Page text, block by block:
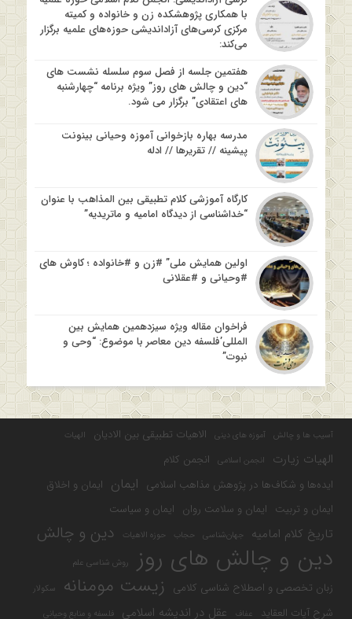
با همکاری پژوهشکده زن و خانواده و کمیته
مرکزی کرسی‌های آزاداندیشی حوزه‌های علمیه برگزار
می‌کند:
هفتمین جلسه از فصل سوم سلسله نشست های
“دین و چالش های روز” ویژه برنامه “چهارشنبه
های اعتقادی” برگزار می شود.
مدرسه بهاره بازخوانی آموزه وحیانی بینونت
پیشینه // تقریرها // ادله
کارگاه آموزشی کلام تطبیقی بین المذاهب با عنوان
“خداشناسی از دیدگاه امامیه و ماتریدیه”
اولین همایش ملی” #زن و #خانواده ؛ کاوش های
#وحیانی و #عقلانی
فراخوان مقاله ویژه سیزدهمین همایش بین
المللی’فلسفه دین معاصر با موضوع: “وحی و
نبوت”
آسیب ها و چالش آموزه های دینی الاهیات تطبیقی بین الادیان الهیات
الهیات زیارت انجمن اسلامی
انجمن کلام
ایده‌ها و شکاف‌ها در پژوهش مذاهب اسلامی ایمان ایمان و اخلاق
ایمان و تربیت ایمان و سلامت روان ایمان و سیاست
تاریخ کلام امامیه جهان‌شناسی حجاب حوزه الاهیات دین و چالش
دین و چالش های روز روش شناسی علم
زبان تخصصی و اصطلاح شناسی کلامی زیست مومنانه سکولار
شرح آیات العقاید عفاف عقل در اندیشه اسلامی فلسفه و منابع وحیانی